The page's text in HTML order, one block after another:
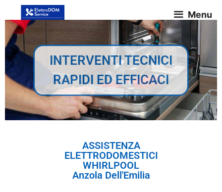
Menu
INTERVENTI TECNICI
RAPIDI ED EFFICACI
ASSISTENZA
ELETTRODOMESTICI
WHIRLPOOL
Anzola Dell'Emilia